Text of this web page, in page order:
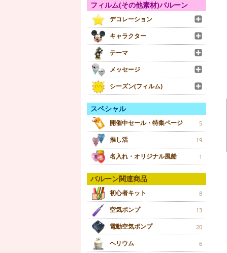
フィルム(その他素材)バルーン
デコレーション
キャラクター
テーマ
メッセージ
シーズン(フィルム)
スペシャル
開催中セール・特集ページ 5
推し活 19
名入れ・オリジナル風船 1
バルーン関連商品
初心者キット 8
空気ポンプ 13
電動空気ポンプ 20
ヘリウム 6